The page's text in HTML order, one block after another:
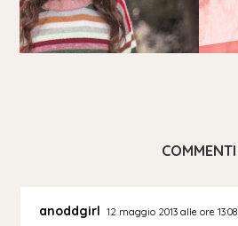
COMMENTI
anoddgirl 12 maggio 2013 alle ore 13:08